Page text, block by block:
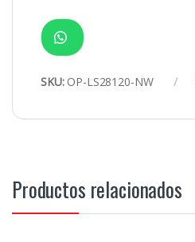
SKU: OP-LS28120-NW
Productos relacionados